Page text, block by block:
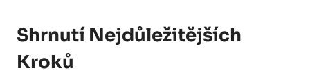
Shrnutí Nejdůležitějších
Kroků